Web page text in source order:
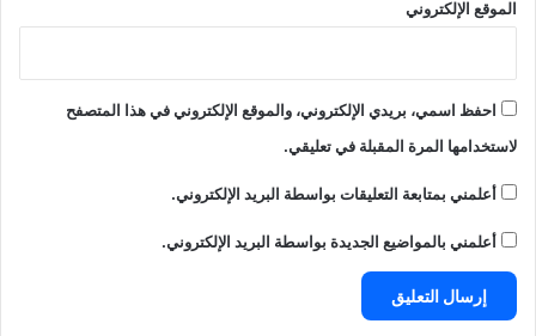
الموقع الإلكتروني
احفظ اسمي، بريدي الإلكتروني، والموقع الإلكتروني في هذا المتصفح
لاستخدامها المرة المقبلة في تعليقي.
أعلمني بمتابعة التعليقات بواسطة البريد الإلكتروني.
أعلمني بالمواضيع الجديدة بواسطة البريد الإلكتروني.